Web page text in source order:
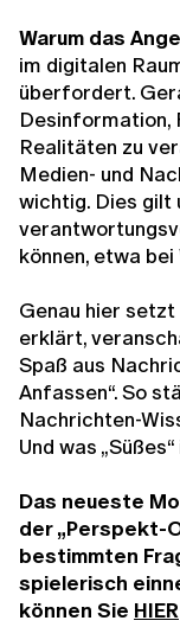
Warum das
im digitalen
überfordert.
Desinformation,
Realitäten zu
Medien- und
wichtig. Dies gilt
können, etwa bei
Genau hier
erklärt,
Spaß aus
Anfassen“. So
Nachrichten-
Und was
Das neueste
der „Perspekt-
bestimmten
spielerisch
können Sie HIER